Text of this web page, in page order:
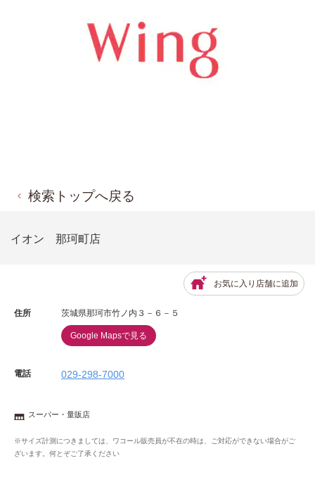
検索トップへ戻る
イオン 那珂町店
お気に入り店舗に追加
住所 茨城県那珂市竹ノ内３－６－５
Google Mapsで見る
電話 029-298-7000
スーパー・量販店
※サイズ計測につきましては、ワコール販売員が不在の時は、ご対応ができない場合がご
ざいます。何とぞご了承ください